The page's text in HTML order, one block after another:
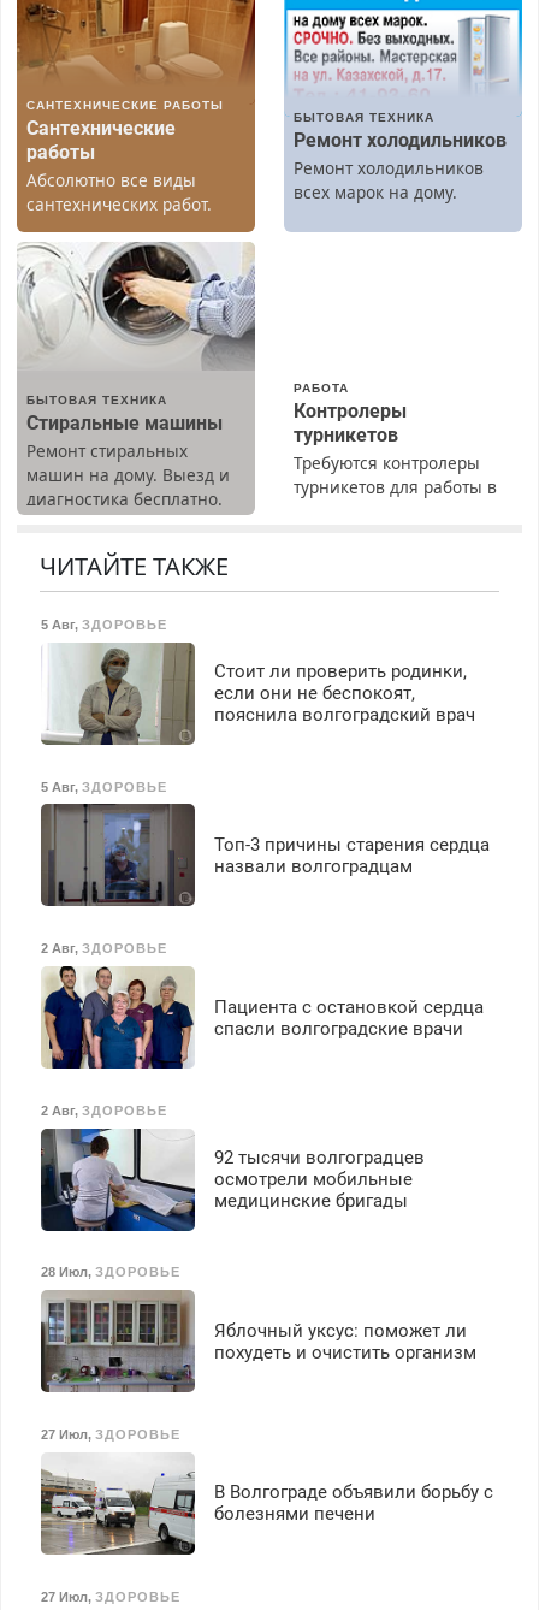
САНТЕХНИЧЕСКИЕ РАБОТЫ
Сантехнические
работы
Абсолютно все виды
сантехнических работ.
Быстро. Качественно.
Недорого.
БЫТОВАЯ ТЕХНИКА
Ремонт холодильников
Ремонт холодильников
всех марок на дому.
БЫТОВАЯ ТЕХНИКА
Стиральные машины
Ремонт стиральных
машин на дому. Выезд и
диагностика бесплатно.
РАБОТА
Контролеры
турникетов
Требуются контролеры
турникетов для работы в
Ежемесячно
выплачивается денежная
премия. Возможно
безопасности с з/п до
125000 руб.
ЧИТАЙТЕ ТАКЖЕ
5 Авг, ЗДОРОВЬЕ
Стоит ли проверить родинки,
если они не беспокоят,
пояснила волгоградский врач
5 Авг, ЗДОРОВЬЕ
Топ-3 причины старения сердца
назвали волгоградцам
2 Авг, ЗДОРОВЬЕ
Пациента с остановкой сердца
спасли волгоградские врачи
2 Авг, ЗДОРОВЬЕ
92 тысячи волгоградцев
осмотрели мобильные
медицинские бригады
28 Июл, ЗДОРОВЬЕ
Яблочный уксус: поможет ли
похудеть и очистить организм
27 Июл, ЗДОРОВЬЕ
В Волгограде объявили борьбу с
болезнями печени
27 Июл, ЗДОРОВЬЕ